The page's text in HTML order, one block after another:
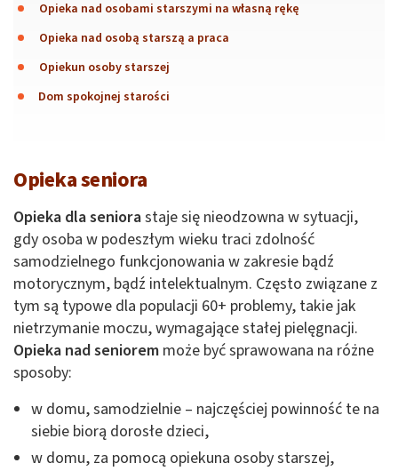
Opieka nad osobami starszymi na własną rękę
Opieka nad osobą starszą a praca
Opiekun osoby starszej
Dom spokojnej starości
Opieka seniora
Opieka dla seniorastaje się nieodzowna w sytuacji,
gdy osoba w podeszłym wieku traci zdolność
samodzielnego funkcjonowania w zakresie bądź
motorycznym, bądź intelektualnym. Często związane z
tym są typowe dla populacji 60+ problemy, takie jak
nietrzymanie moczu, wymagające stałej pielęgnacji.
Opieka nad seniorem może być sprawowana na różne
sposoby:
w domu, samodzielnie – najczęściej powinność te na
siebie biorą dorosłe dzieci,
w domu, za pomocą opiekuna osoby starszej,